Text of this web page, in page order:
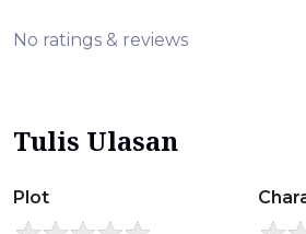
No ratings & reviews
Tulis Ulasan
Plot